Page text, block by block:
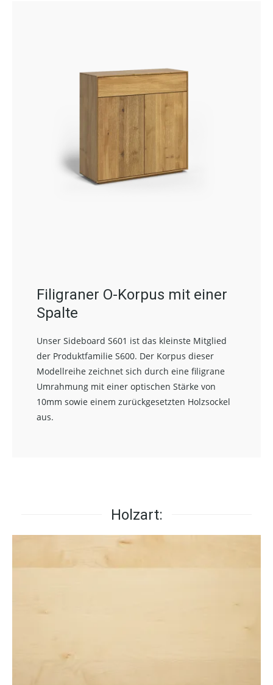
Filigraner O-Korpus mit einer
Spalte
Unser Sideboard S601 ist das kleinste Mitglied
der Produktfamilie S600. Der Korpus dieser
Modellreihe zeichnet sich durch eine filigrane
Umrahmung mit einer optischen Stärke von
10mm sowie einem zurückgesetzten Holzsockel
aus.
Holzart: